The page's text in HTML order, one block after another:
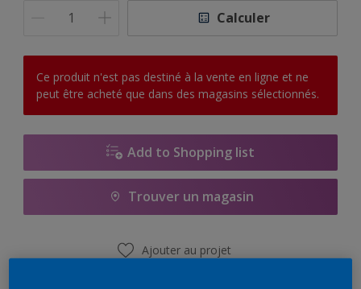
Calculer
Ce produit n'est pas destiné à la vente en ligne et ne
peut être acheté que dans des magasins sélectionnés.
Add to Shopping list
Trouver un magasin
Ajouter au projet